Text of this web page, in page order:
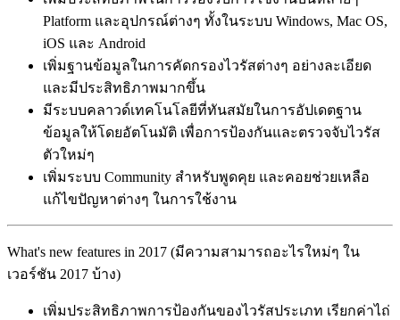
Platform และอุปกรณ์ต่างๆ ทั้งในระบบ Windows, Mac OS,
iOS และ Android
เพิ่มฐานข้อมูลในการคัดกรองไวรัสต่างๆ อย่างละเอียด
และมีประสิทธิภาพมากขึ้น
มีระบบคลาวด์เทคโนโลยีที่ทันสมัยในการอัปเดตฐาน
ข้อมูลให้โดยอัตโนมัติ เพื่อการป้องกันและตรวจจับไวรัส
ตัวใหม่ๆ
เพิ่มระบบ Community สำหรับพูดคุย และคอยช่วยเหลือ
แก้ไขปัญหาต่างๆ ในการใช้งาน
What's new features in 2017 (มีความสามารถอะไรใหม่ๆ ใน
เวอร์ชัน 2017 บ้าง)
เพิ่มประสิทธิภาพการป้องกันของไวรัสประเภท เรียกค่าไถ่